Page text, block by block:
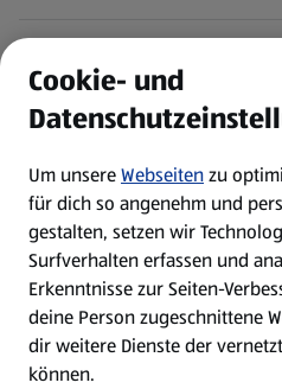
Newsletter
WhatsApp
Über ALDI SÜD
Filialen
Cookie- und
Um unsereWebseitenzu
für dich so angenehm und
gestalten, setzen wir
Surfverhalten erfassen und
Erkenntnisse zur Seiten-
deine Person zugeschnittene
dir weitere Dienste der
können.